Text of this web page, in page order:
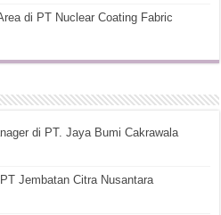
di PT Nuclear Coating Fabric
di PT. Jaya Bumi Cakrawala
Jembatan Citra Nusantara